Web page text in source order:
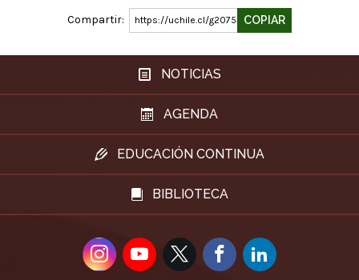
Compartir: https://uchile.cl/g207532COPIAR
NOTICIAS
AGENDA
EDUCACIÓN CONTINUA
BIBLIOTECA